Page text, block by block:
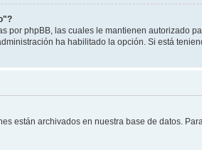
por phpBB, las cuales le mantienen autorizado
ha habilitado la opción. Si está
están archivados en nuestra base de datos.